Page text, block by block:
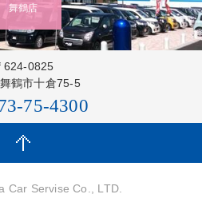
舞鶴店
624-0825
鶴市十倉75-5
75-4300
Car Servise Co., LTD.